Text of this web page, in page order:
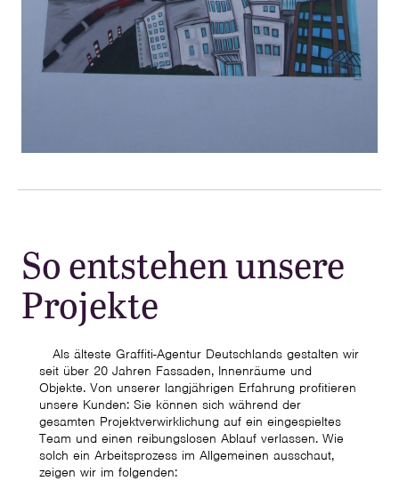
So entstehen unsere
Projekte
Als älteste Graffiti-Agentur Deutschlands gestalten wir
seit über 20 Jahren Fassaden, Innenräume und
Objekte. Von unserer langjährigen Erfahrung profitieren
unsere Kunden: Sie können sich während der
gesamten Projektverwirklichung auf ein eingespieltes
Team und einen reibungslosen Ablauf verlassen. Wie
solch ein Arbeitsprozess im Allgemeinen ausschaut,
zeigen wir im folgenden: